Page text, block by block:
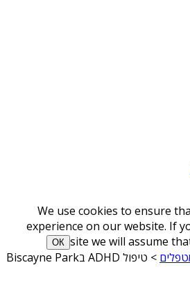
We use cookies to ensure
experience on our website. If
site we will assume
ОК
> טיפול ADHD בBiscayne Park